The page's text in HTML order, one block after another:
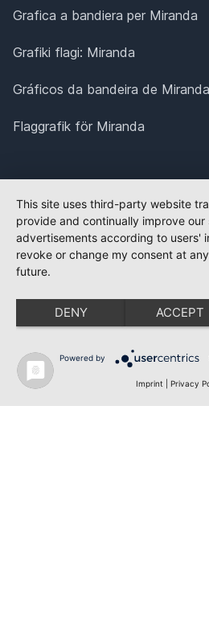
Grafica a bandiera per Miranda
Grafiki flagi: Miranda
Gráficos da bandeira de Miranda
Flaggrafik för Miranda
This site uses third-party website
provide and continually improve
advertisements according to users'
revoke or change my consent at
future.
DENY ACCEPT
Powered by
Imprint Privacy